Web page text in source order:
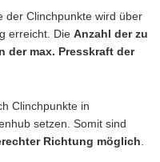
der Clinchpunkte wird über
erreicht.
Die Anzahl der zu
der max. Presskraft der
Clinchpunkte in
setzen. Somit sind
Richtung möglich